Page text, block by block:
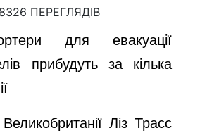
ПЕРЕГЛЯДІВ
для евакуації
прибудуть за кілька
Ліз Трасс